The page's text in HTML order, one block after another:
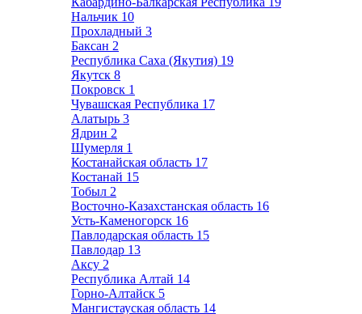
Нальчик 10
Прохладный 3
Баксан 2
Республика Саха (Якутия) 19
Якутск 8
Покровск 1
Чувашская Республика 17
Алатырь 3
Ядрин 2
Шумерля 1
Костанайская область 17
Костанай 15
Тобыл 2
Восточно-Казахстанская область 16
Усть-Каменогорск 16
Павлодарская область 15
Павлодар 13
Аксу 2
Республика Алтай 14
Горно-Алтайск 5
Мангистауская область 14